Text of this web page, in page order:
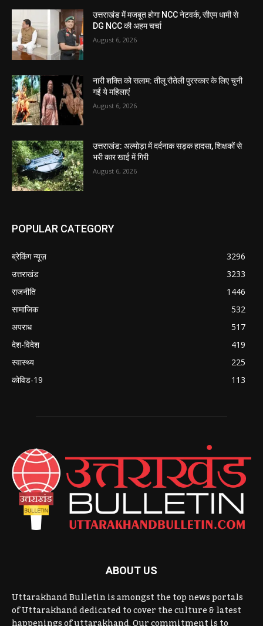
उत्तराखंड में मजबूत होगा NCC नेटवर्क, सीएम धामी से
DG NCC की अहम चर्चा
August 6, 2026
नारी शक्ति को सलाम: तीलू रौतेली पुरस्कार के लिए चुनी
गईं ये महिलाएं
August 6, 2026
उत्तराखंड: अल्मोड़ा में दर्दनाक सड़क हादसा, शिक्षकों से
भरी कार खाई में गिरी
August 6, 2026
POPULAR CATEGORY
ब्रेकिंग न्यूज़
3296
उत्तराखंड
3233
राजनीति
1446
सामाजिक
532
अपराध
517
देश-विदेश
419
स्वास्थ्य
225
कोविड-19
113
ABOUT US
Uttarakhand Bulletin is amongst the top news portals
of Uttarakhand dedicated to cover the culture & latest